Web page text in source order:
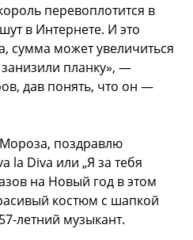
перевоплотится в
в Интернете. И это
сумма может увеличиться
планку», —
дав понять, что он —
поздравлю
la Diva или „Я за тебя
на Новый год в этом
костюм с шапкой
летний музыкант.